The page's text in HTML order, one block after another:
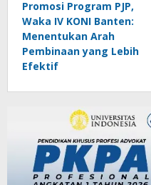
Promosi Program PJP,
Waka IV KONI Banten:
Menentukan Arah
Pembinaan yang Lebih
Efektif